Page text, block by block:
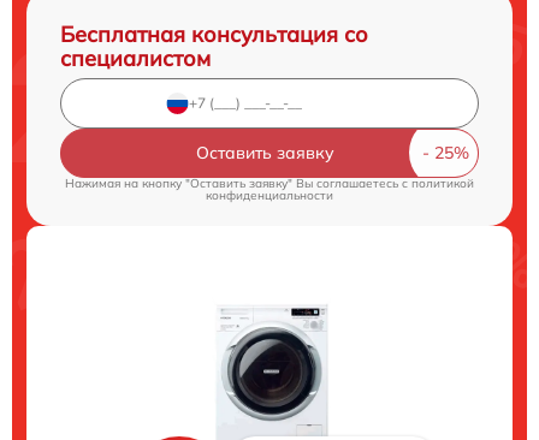
Бесплатная консультация со
специалистом
Оставить заявку
Нажимая на кнопку "Оставить заявку" Вы соглашаетесь cполитикой
конфиденциальности